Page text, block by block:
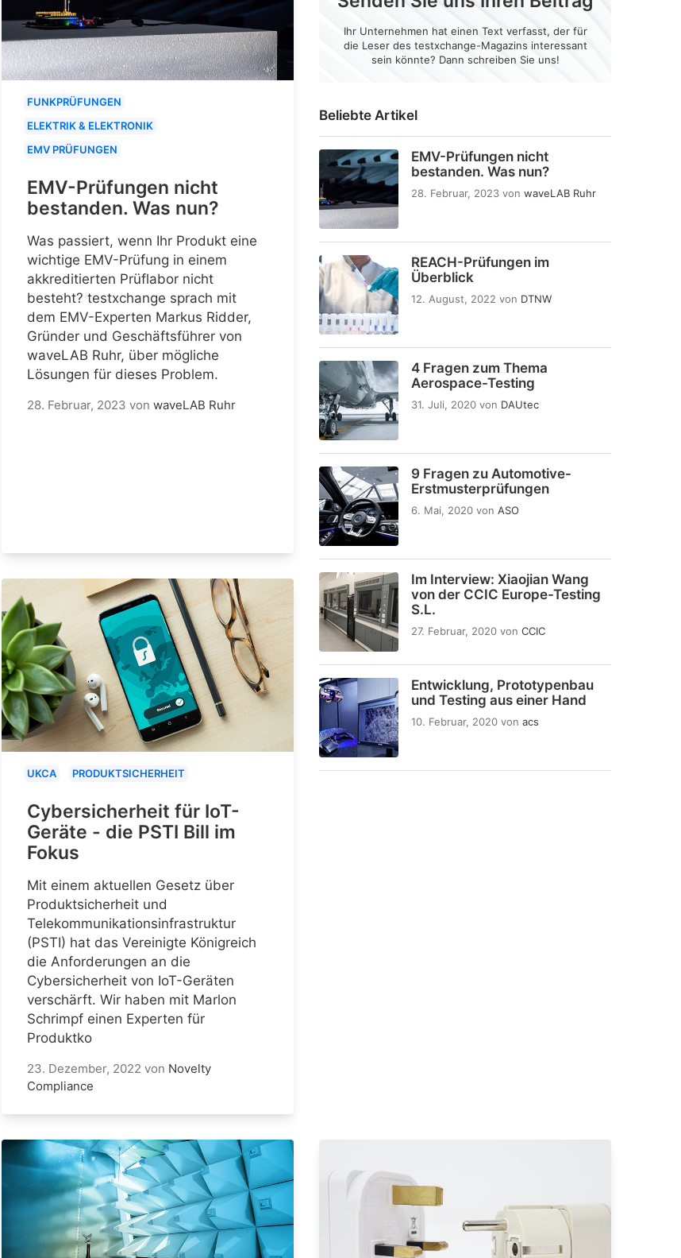
Beliebte Artikel
EMV-Prüfungen nicht
bestanden. Was nun?
28. Februar, 2023 von waveLAB Ruhr
REACH-Prüfungen im
Überblick
12. August, 2022 von DTNW
4 Fragen zum Thema
Aerospace-Testing
31. Juli, 2020 von DAUtec
9 Fragen zu Automotive-
Erstmusterprüfungen
6. Mai, 2020 von ASO
Im Interview: Xiaojian Wang
von der CCIC Europe-Testing
S.L.
27. Februar, 2020 von CCIC
Entwicklung, Prototypenbau
und Testing aus einer Hand
10. Februar, 2020 von acs
Ihr Unternehmen hat einen Text verfasst, der für
die Leser des testxchange-Magazins interessant
sein könnte? Dann schreiben Sie uns!
FUNKPRÜFUNGEN
ELEKTRIK & ELEKTRONIK
EMV PRÜFUNGEN
EMV-Prüfungen nicht
bestanden. Was nun?
Was passiert, wenn Ihr Produkt eine
wichtige EMV-Prüfung in einem
akkreditierten Prüflabor nicht
besteht? testxchange sprach mit
dem EMV-Experten Markus Ridder,
Gründer und Geschäftsführer von
waveLAB Ruhr, über mögliche
Lösungen für dieses Problem.
28. Februar, 2023 von waveLAB Ruhr
UKCA PRODUKTSICHERHEIT
Cybersicherheit für IoT-
Geräte - die PSTI Bill im
Fokus
Mit einem aktuellen Gesetz über
Produktsicherheit und
Telekommunikationsinfrastruktur
(PSTI) hat das Vereinigte Königreich
die Anforderungen an die
Cybersicherheit von IoT-Geräten
verschärft. Wir haben mit Marlon
Schrimpf einen Experten für
Produktko
23. Dezember, 2022 von Novelty
Compliance